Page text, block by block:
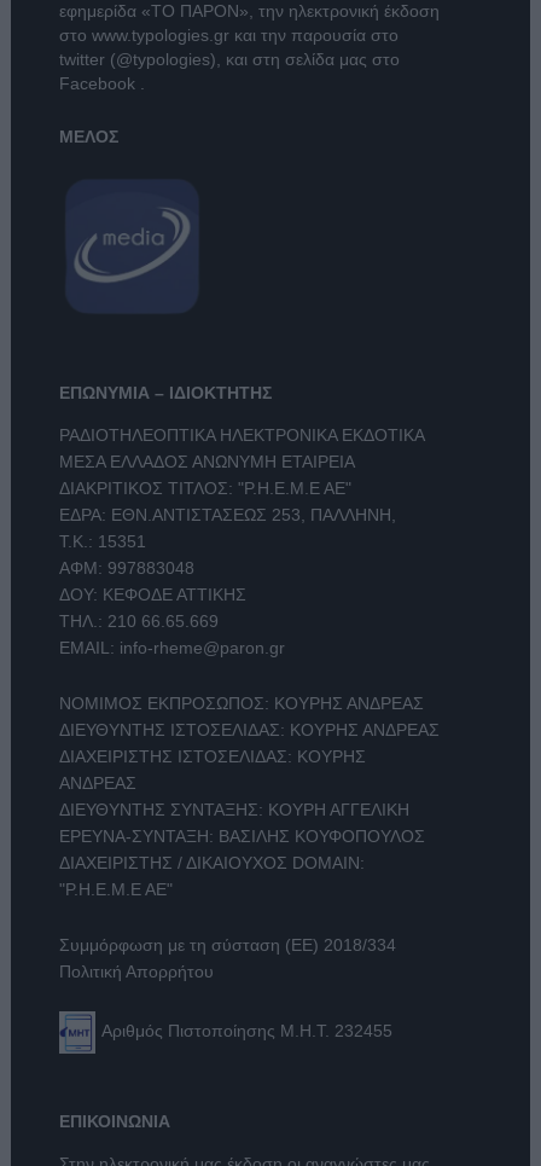
εφημερίδα «ΤΟ ΠΑΡΟΝ», την ηλεκτρονική έκδοση
στο www.typologies.grκαι την παρουσία στο
twitter (@typologies), και στη σελίδα μας στο
Facebook .
ΜΕΛΟΣ
ΕΠΩΝΥΜΙΑ – ΙΔΙΟΚΤΗΤΗΣ
ΡΑΔΙΟΤΗΛΕΟΠΤΙΚΑ ΗΛΕΚΤΡΟΝΙΚΑ ΕΚΔΟΤΙΚΑ
ΜΕΣΑ ΕΛΛΑΔΟΣ ΑΝΩΝΥΜΗ ΕΤΑΙΡΕΙΑ
ΔΙΑΚΡΙΤΙΚΟΣ ΤΙΤΛΟΣ: "Ρ.Η.Ε.Μ.Ε ΑΕ"
ΕΔΡΑ: ΕΘΝ.ΑΝΤΙΣΤΑΣΕΩΣ 253, ΠΑΛΛΗΝΗ,
Τ.Κ.: 15351
ΑΦΜ: 997883048
ΔΟΥ: ΚΕΦΟΔΕ ΑΤΤΙΚΗΣ
ΤΗΛ.: 210 66.65.669
EMAIL: info-rheme@paron.gr
ΝΟΜΙΜΟΣ ΕΚΠΡΟΣΩΠΟΣ: ΚΟΥΡΗΣ ΑΝΔΡΕΑΣ
ΔΙΕΥΘΥΝΤΗΣ ΙΣΤΟΣΕΛΙΔΑΣ: ΚΟΥΡΗΣ ΑΝΔΡΕΑΣ
ΔΙΑΧΕΙΡΙΣΤΗΣ ΙΣΤΟΣΕΛΙΔΑΣ: ΚΟΥΡΗΣ
ΑΝΔΡΕΑΣ
ΔΙΕΥΘΥΝΤΗΣ ΣΥΝΤΑΞΗΣ: ΚΟΥΡΗ ΑΓΓΕΛΙΚΗ
ΕΡΕΥΝΑ-ΣΥΝΤΑΞΗ: ΒΑΣΙΛΗΣ ΚΟΥΦΟΠΟΥΛΟΣ
ΔΙΑΧΕΙΡΙΣΤΗΣ / ΔΙΚΑΙΟΥΧΟΣ DOMAIN:
"Ρ.Η.Ε.Μ.Ε ΑΕ"
Συμμόρφωση με τη σύσταση (ΕΕ) 2018/334
Πολιτική Απορρήτου
Αριθμός Πιστοποίησης Μ.Η.Τ. 232455
ΕΠΙΚΟΙΝΩΝΙΑ